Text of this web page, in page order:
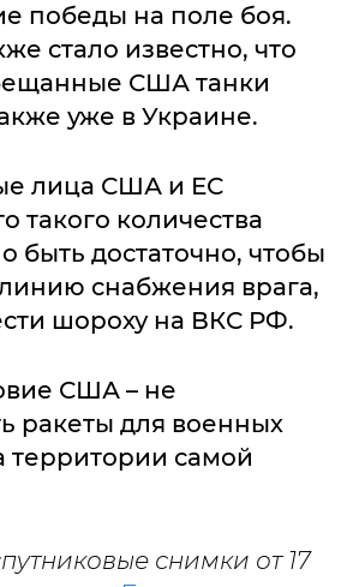
победы на поле боя.
стало известно, что
США танки
уже в Украине.
лица США и ЕС
такого количества
быть достаточно, чтобы
снабжения врага,
шороху на ВКС РФ.
США – не
ракеты для военных
территории самой
снимки от 17